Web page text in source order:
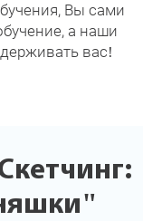
Вы сами
а наши
вас!